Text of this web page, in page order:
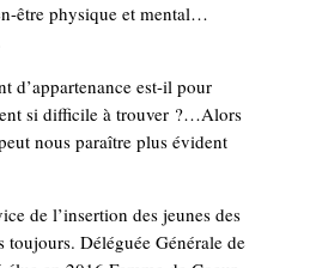
être physique et mental…
d’appartenance est-il pour
si difficile à trouver ?…Alors
nous paraître plus évident
de l’insertion des jeunes des
toujours. Déléguée Générale de